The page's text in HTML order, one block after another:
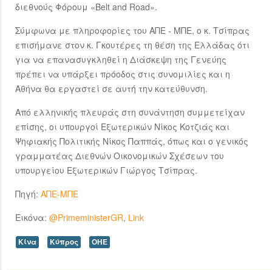
διεθνούς Φόρουμ «Belt and Road».
Σύμφωνα με πληροφορίες του ΑΠΕ - ΜΠΕ, ο κ. Τσίπρας
επισήμανε στον κ. Γκουτέρες τη θέση της Ελλάδας ότι
για να επανασυγκληθεί η Διάσκεψη της Γενεύης
πρέπει να υπάρξει πρόοδος στις συνομιλίες και η
Αθήνα θα εργαστεί σε αυτή την κατεύθυνση.
Από ελληνικής πλευράς στη συνάντηση συμμετείχαν
επίσης, οι υπουργοί Εξωτερικών Νίκος Κοτζιάς και
Ψηφιακής Πολιτικής Νίκος Παππάς, όπως και ο γενικός
γραμματέας Διεθνών Οικονομικών Σχέσεων του
υπουργείου Εξωτερικών Γιώργος Τσίπρας.
Πηγή: ΑΠΕ-ΜΠΕ
Εικόνα: @PrimeministerGR, Link
Κίνα Κύπρος ΟΗΕ